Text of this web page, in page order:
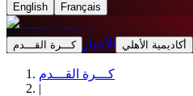
English Français
كـــرة القـــدم الأخبار أكاديمية الأهلي
كـــرة القـــدم
|